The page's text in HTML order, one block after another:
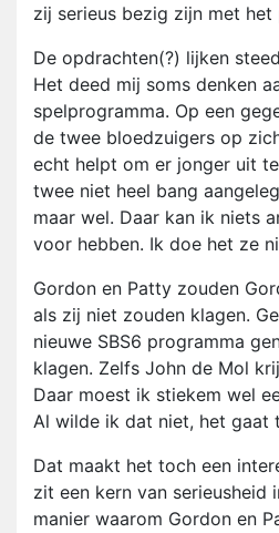
zij serieus bezig zijn met het
De opdrachten(?) lijken
Het deed mij soms denken
spelprogramma. Op een
de twee bloedzuigers op
echt helpt om er jonger uit
twee niet heel bang
maar wel. Daar kan ik niets
voor hebben. Ik doe het ze
Gordon en Patty zouden
als zij niet zouden klagen.
nieuwe SBS6 programma
klagen. Zelfs John de Mol
Daar moest ik stiekem wel
Al wilde ik dat niet, het gaat
Dat maakt het toch een
zit een kern van serieusheid
manier waarom Gordon en